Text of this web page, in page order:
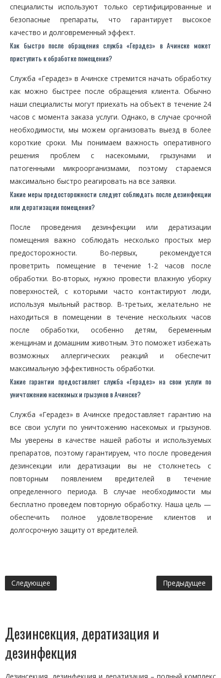
специалисты используют только сертифицированные и
безопасные препараты, что гарантирует высокое
качество и долговременный эффект.
Как быстро после обращения служба «Герадез» в Ачинске может
приступить к обработке помещения?
Служба «Герадез» в Ачинске стремится начать обработку
как можно быстрее после обращения клиента. Обычно
наши специалисты могут приехать на объект в течение 24
часов с момента заказа услуги. Однако, в случае срочной
необходимости, мы можем организовать выезд в более
короткие сроки. Мы понимаем важность оперативного
решения проблем с насекомыми, грызунами и
патогенными микроорганизмами, поэтому стараемся
максимально быстро реагировать на все заявки.
Какие меры предосторожности следует соблюдать после дезинфекции
или дератизации помещения?
После проведения дезинфекции или дератизации
помещения важно соблюдать несколько простых мер
предосторожности. Во-первых, рекомендуется
проветрить помещение в течение 1-2 часов после
обработки. Во-вторых, нужно провести влажную уборку
поверхностей, с которыми часто контактируют люди,
используя мыльный раствор. В-третьих, желательно не
находиться в помещении в течение нескольких часов
после обработки, особенно детям, беременным
женщинам и домашним животным. Это поможет избежать
возможных аллергических реакций и обеспечит
максимальную эффективность обработки.
Какие гарантии предоставляет служба «Герадез» на свои услуги по
уничтожению насекомых и грызунов в Ачинске?
Служба «Герадез» в Ачинске предоставляет гарантию на
все свои услуги по уничтожению насекомых и грызунов.
Мы уверены в качестве нашей работы и используемых
препаратов, поэтому гарантируем, что после проведения
дезинсекции или дератизации вы не столкнетесь с
повторным появлением вредителей в течение
определенного периода. В случае необходимости мы
бесплатно проведем повторную обработку. Наша цель —
обеспечить полное удовлетворение клиентов и
долгосрочную защиту от вредителей.
Следующее Предыдущее
Дезинсекция, дератизация и
дезинфекция